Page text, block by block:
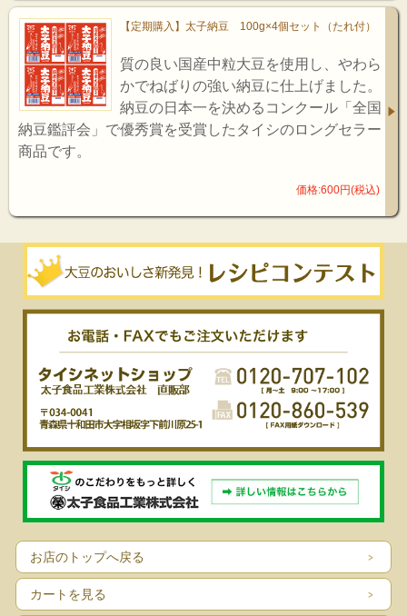
【定期購入】太子納豆 100g×4個セット（たれ付）
質の良い国産中粒大豆を使用し、やわら
かでねばりの強い納豆に仕上げました。
納豆の日本一を決めるコンクール「全国
納豆鑑評会」で優秀賞を受賞したタイシのロングセラー
商品です。
価格:600円(税込)
お店のトップへ戻る
カートを見る